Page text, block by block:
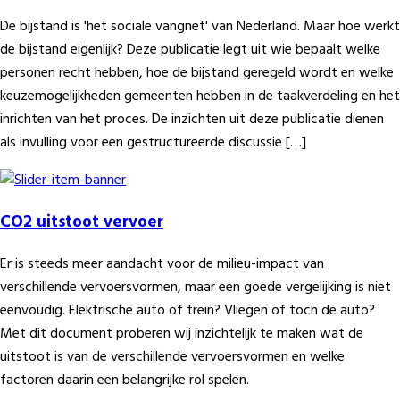
De bijstand is 'het sociale vangnet' van Nederland. Maar hoe werkt
de bijstand eigenlijk? Deze publicatie legt uit wie bepaalt welke
personen recht hebben, hoe de bijstand geregeld wordt en welke
keuzemogelijkheden gemeenten hebben in de taakverdeling en het
inrichten van het proces. De inzichten uit deze publicatie dienen
als invulling voor een gestructureerde discussie […]
CO2 uitstoot vervoer
Er is steeds meer aandacht voor de milieu-impact van
verschillende vervoersvormen, maar een goede vergelijking is niet
eenvoudig. Elektrische auto of trein? Vliegen of toch de auto?
Met dit document proberen wij inzichtelijk te maken wat de
uitstoot is van de verschillende vervoersvormen en welke
factoren daarin een belangrijke rol spelen.